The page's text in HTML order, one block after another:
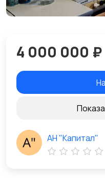
4 000 000 ₽
АН "Капитал"